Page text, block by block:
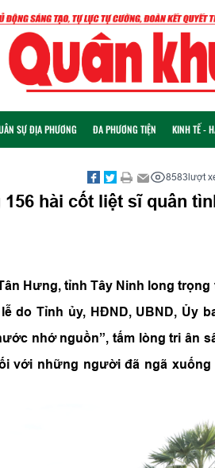
SỰ ĐỊA PHƯƠNG ĐA PHƯƠNG TIỆN KINH TẾ -
8583lượt
hài cốt liệt sĩ quân
Hưng, tỉnh Tây Ninh long trọng
do Tỉnh ủy, HĐND, UBND, Ủy
nhớ nguồn”, tấm lòng tri ân
với những người đã ngã xuống